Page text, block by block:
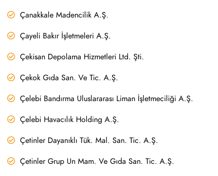
Çanakkale Madencilik A.Ş.
Çayeli Bakır İşletmeleri A.Ş.
Çekisan Depolama Hizmetleri Ltd. Şti.
Çekok Gıda San. Ve Tic. A.Ş.
Çelebi Bandırma Uluslararası Liman İşletmeciliği A.Ş.
Çelebi Havacılık Holding A.Ş.
Çetinler Dayanıklı Tük. Mal. San. Tic. A.Ş.
Çetinler Grup Un Mam. Ve Gıda San. Tic. A.Ş.